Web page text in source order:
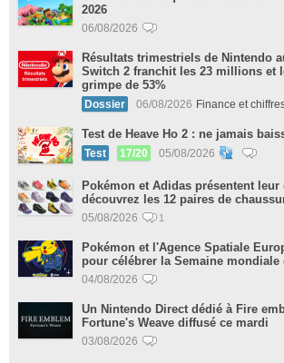
2026
06/08/2026
Résultats trimestriels de Nintendo
Switch 2 franchit les 23 millions et
grimpe de 53%
Dossier 06/08/2026 Finance et
Test de Heave Ho 2 : ne jamais
Test 17/20 05/08/2026
Pokémon et Adidas présentent
découvrez les 12 paires de
05/08/2026 1
Pokémon et l'Agence Spatiale
pour célébrer la Semaine mondiale
04/08/2026
Un Nintendo Direct dédié à Fire
Fortune's Weave diffusé ce mardi
03/08/2026